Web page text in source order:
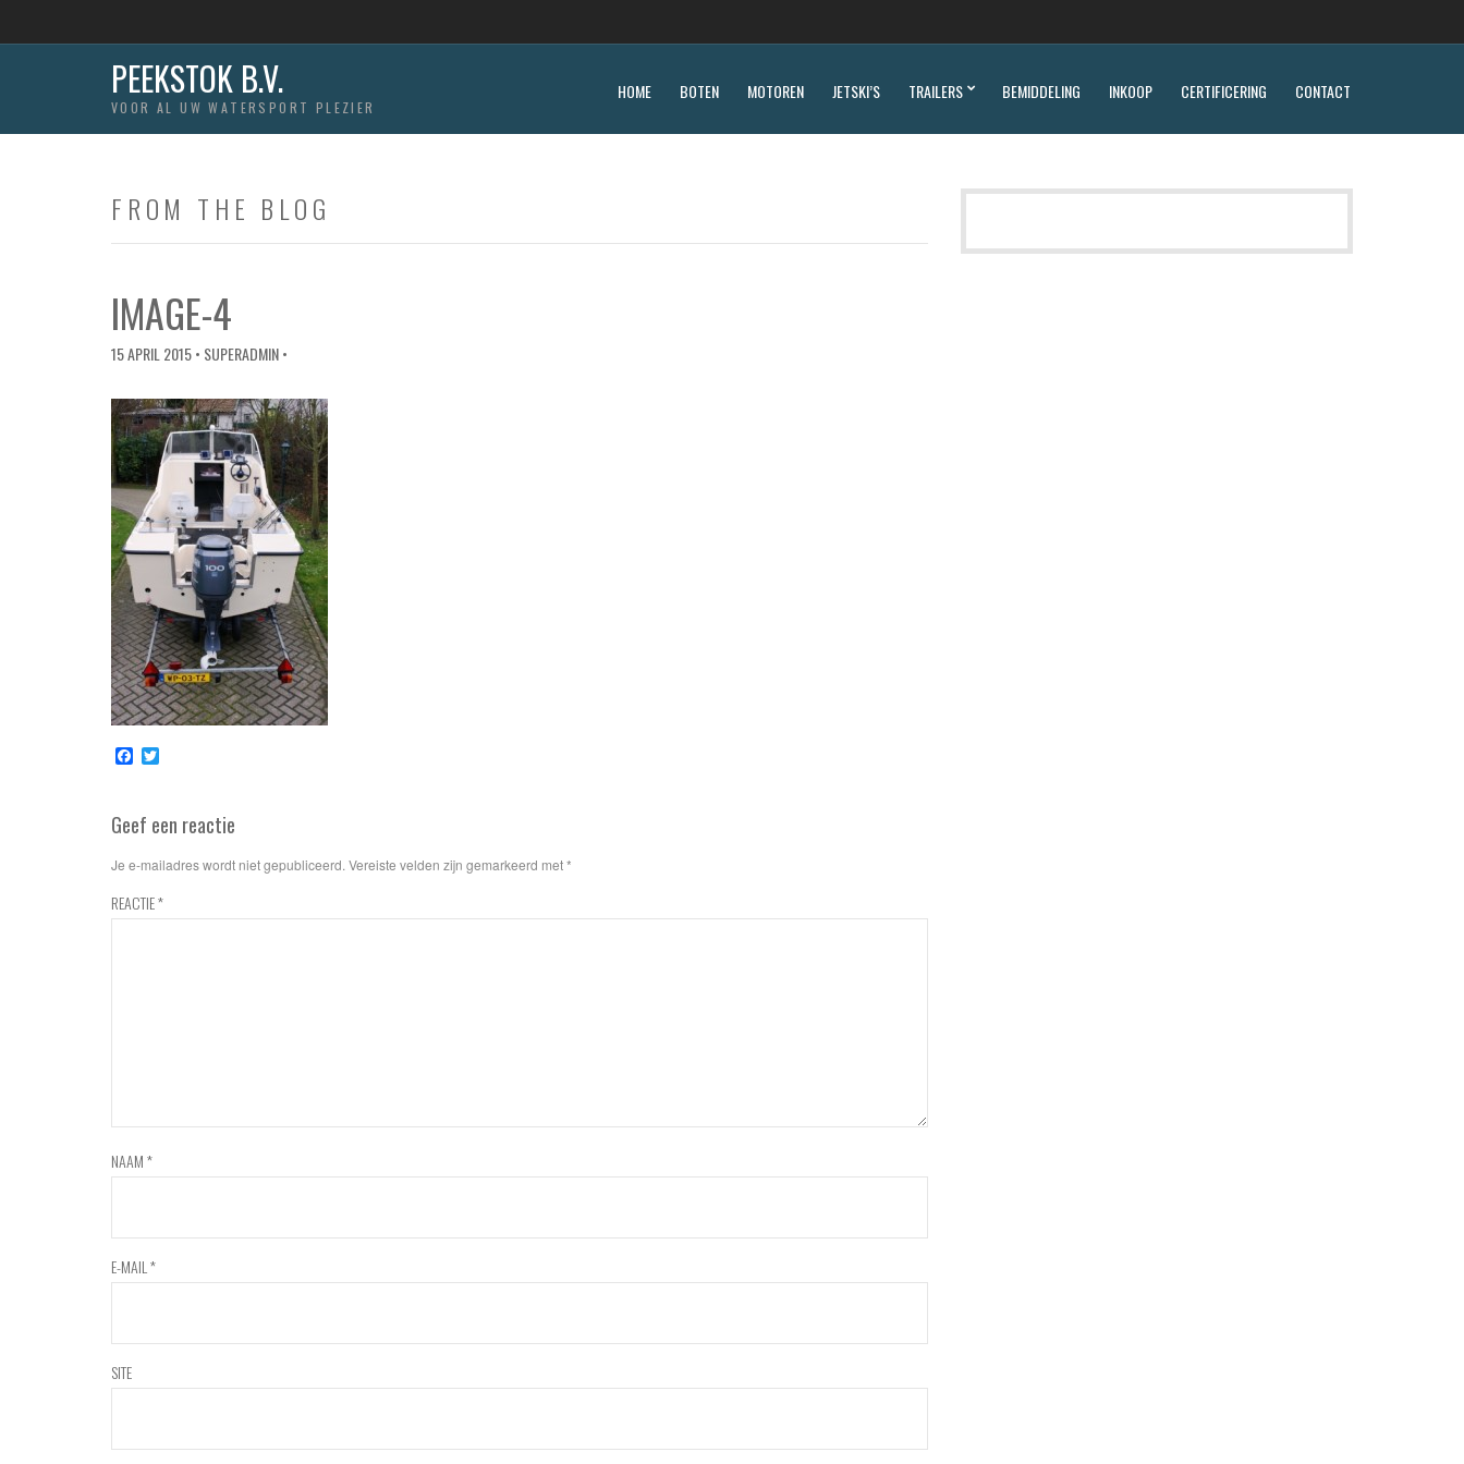
PEEKSTOK B.V.
VOOR AL UW WATERSPORT PLEZIER
HOME BOTEN MOTOREN JETSKI’S TRAILERS BEMIDDELING INKOOP CERTIFICERING CONTACT
FROM THE BLOG
IMAGE-4
15 APRIL 2015• SUPERADMIN •
Facebook
Geef een reactie
Je e-mailadres wordt niet gepubliceerd. Vereiste velden zijn gemarkeerd met*
REACTIE*
NAAM*
E-MAIL*
SITE